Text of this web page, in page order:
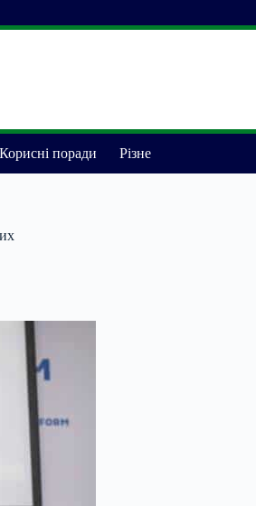
Корисні поради Різне